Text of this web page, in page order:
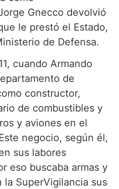
Gnecco devolvió
le prestó el Estado,
de Defensa.
cuando Armando
de
constructor,
de combustibles y
y aviones en el
negocio, según él,
sus labores
eso buscaba armas y
SuperVigilancia sus